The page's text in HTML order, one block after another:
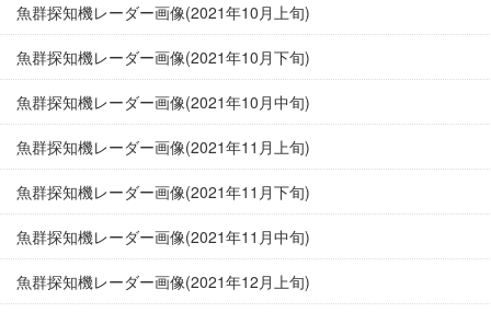
魚群探知機レーダー画像(2021年10月上旬)
魚群探知機レーダー画像(2021年10月下旬)
魚群探知機レーダー画像(2021年10月中旬)
魚群探知機レーダー画像(2021年11月上旬)
魚群探知機レーダー画像(2021年11月下旬)
魚群探知機レーダー画像(2021年11月中旬)
魚群探知機レーダー画像(2021年12月上旬)